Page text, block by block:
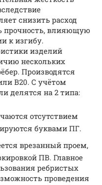
снизить расход
прочность, влияющую
к изгибу.
изделий
нескольких
Производятся
В20. С учётом
делятся на 2 типа:
отсутствием
буквами ПГ.
врезанный проем,
ПВ. Главное
ребристых
проведения